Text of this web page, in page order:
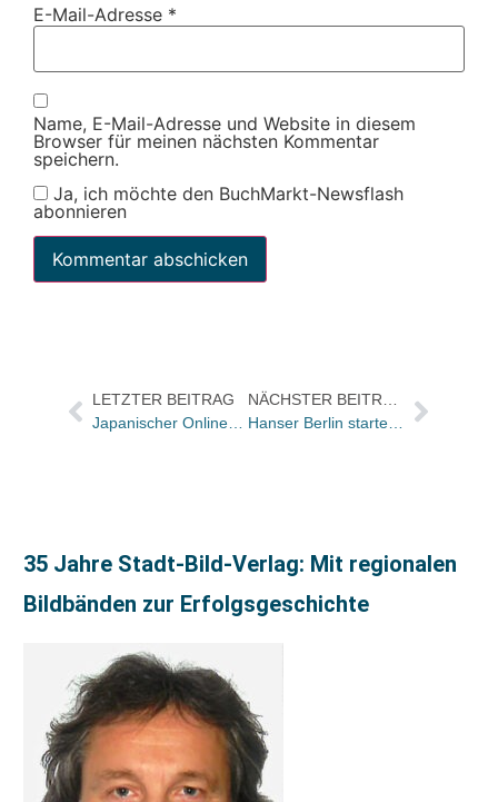
E-Mail-Adresse *
Name, E-Mail-Adresse und Website in diesem
Browser für meinen nächsten Kommentar
speichern.
Ja, ich möchte den BuchMarkt-Newsflash
abonnieren
LETZTER BEITRAG
Japanischer Online-Händler Rakuten will Amazon in Europa angreifen
35 Jahre Stadt-Bild-Verlag: Mit regionalen
Bildbänden zur Erfolgsgeschichte